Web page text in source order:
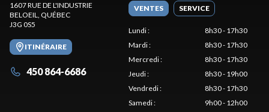
1607 RUE DE L'INDUSTRIE
BELOEIL, QUÉBEC
J3G 0S5
ITINÉRAIRE
450 864-6686
VENTES SERVICE
Lundi:
8h30 - 17h30
Mardi:
8h30 - 17h30
Mercredi:
8h30 - 17h30
Jeudi:
8h30 - 19h00
Vendredi:
8h30 - 17h30
Samedi:
9h00 - 12h00